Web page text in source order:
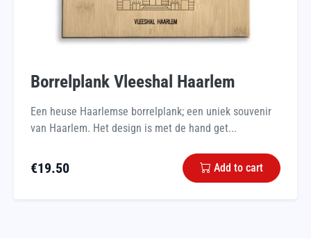
Borrelplank Vleeshal Haarlem
Een heuse Haarlemse borrelplank; een uniek souvenir
van Haarlem. Het design is met de hand get...
€19.50 Add to cart